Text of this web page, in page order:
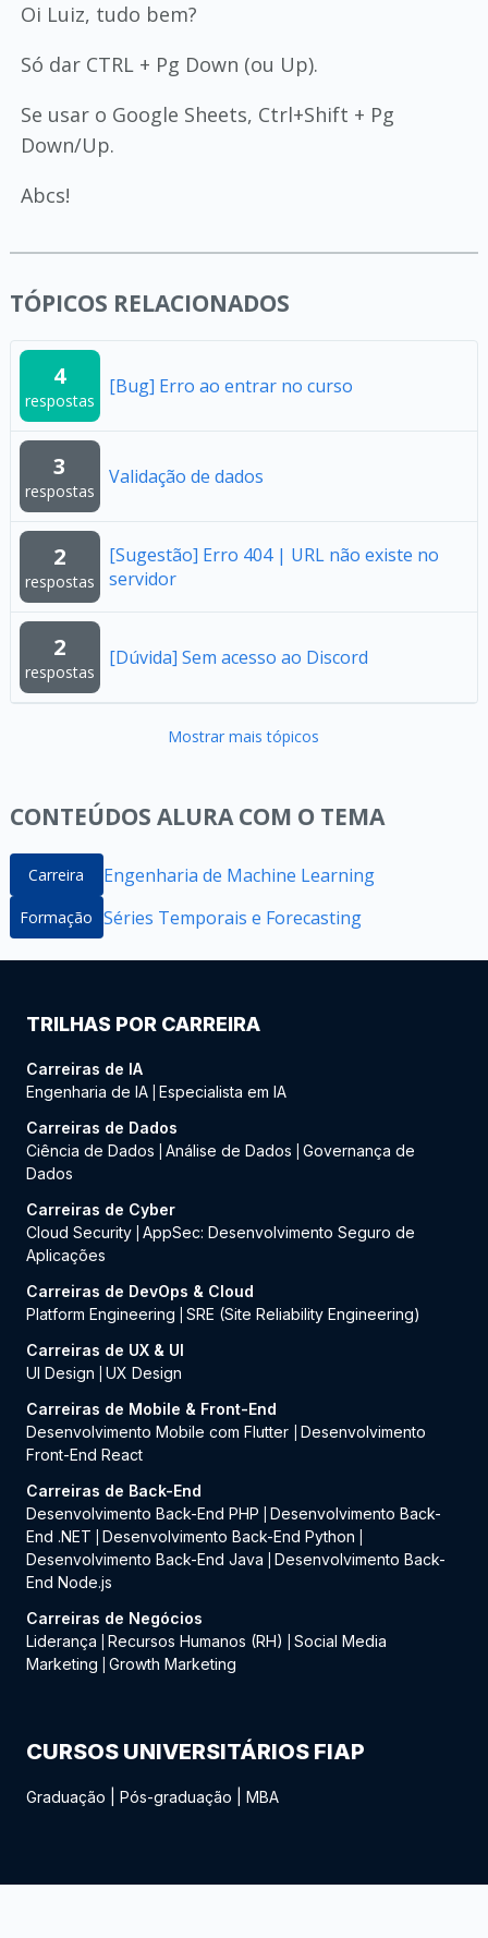
Oi Luiz, tudo bem?
Só dar CTRL + Pg Down (ou Up).
Se usar o Google Sheets, Ctrl+Shift + Pg
Down/Up.
Abcs!
TÓPICOS RELACIONADOS
4
respostas
[Bug] Erro ao entrar no curso
3
respostas
Validação de dados
2
respostas
[Sugestão] Erro 404 | URL não existe no
servidor
2
respostas
[Dúvida] Sem acesso ao Discord
Mostrar mais tópicos
CONTEÚDOS ALURA COM O TEMA
Carreira Engenharia de Machine Learning
Formação Séries Temporais e Forecasting
TRILHAS POR CARREIRA
Carreiras de IA
Engenharia de IA Especialista em IA
Carreiras de Dados
Ciência de Dados
Análise de Dados
Governança de
Dados
Carreiras de Cyber
Cloud Security AppSec: Desenvolvimento Seguro de
Aplicações
Carreiras de DevOps & Cloud
Platform Engineering
SRE (Site Reliability Engineering)
Carreiras de UX & UI
UI Design
UX Design
Carreiras de Mobile & Front-End
Desenvolvimento Mobile com Flutter
Desenvolvimento
Front-End React
Carreiras de Back-End
Desenvolvimento Back-End PHP
Desenvolvimento Back-
End .NET
Desenvolvimento Back-End Python
Desenvolvimento Back-End Java
Desenvolvimento Back-
End Node.js
Carreiras de Negócios
Liderança
Recursos Humanos (RH)
Social Media
Marketing
Growth Marketing
CURSOS UNIVERSITÁRIOS FIAP
Graduação Pós-graduação MBA